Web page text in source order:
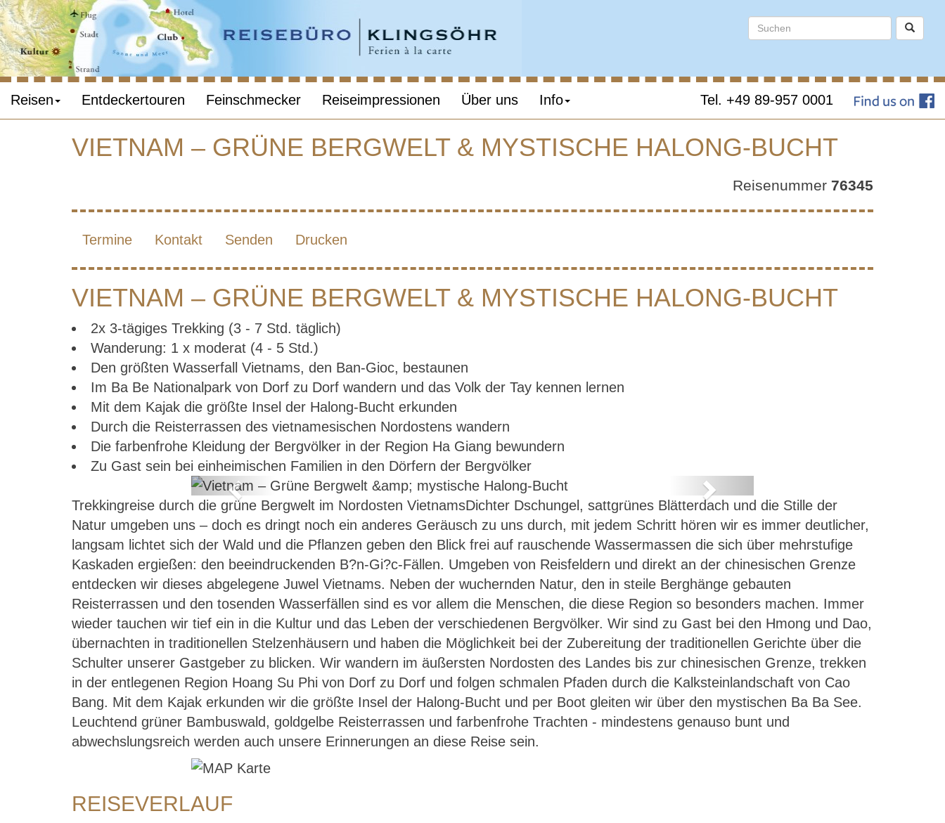
Reisen Entdeckertouren Feinschmecker Reiseimpressionen Über uns Info Tel. +49 89-957 0001
BERGWELT & MYSTISCHE
HALONG-BUCHT
VIETNAM – GRÜNE BERGWELT & MYSTISCHE HALONG-BUCHT
Reisenummer 76345
Termine Kontakt Senden Drucken
VIETNAM – GRÜNE BERGWELT & MYSTISCHE HALONG-BUCHT
2x 3-tägiges Trekking (3 - 7 Std. täglich)
Wanderung: 1 x moderat (4 - 5 Std.)
Den größten Wasserfall Vietnams, den Ban-Gioc, bestaunen
Im Ba Be Nationalpark von Dorf zu Dorf wandern und das Volk der Tay kennen lernen
Mit dem Kajak die größte Insel der Halong-Bucht erkunden
Durch die Reisterrassen des vietnamesischen Nordostens wandern
Die farbenfrohe Kleidung der Bergvölker in der Region Ha Giang bewundern
Zu Gast sein bei einheimischen Familien in den Dörfern der Bergvölker
Bucht Vietnam – Grüne Bergwelt & mystische Halong-Bucht
Previous
Next
Trekkingreise durch die grüne Bergwelt im Nordosten VietnamsDichter Dschungel, sattgrünes Blätterdach und die Stille der
Natur umgeben uns – doch es dringt noch ein anderes Geräusch zu uns durch, mit jedem Schritt hören wir es immer deutlicher,
langsam lichtet sich der Wald und die Pflanzen geben den Blick frei auf rauschende Wassermassen die sich über mehrstufige
Kaskaden ergießen: den beeindruckenden B?n-Gi?c-Fällen. Umgeben von Reisfeldern und direkt an der chinesischen Grenze
entdecken wir dieses abgelegene Juwel Vietnams. Neben der wuchernden Natur, den in steile Berghänge gebauten
Reisterrassen und den tosenden Wasserfällen sind es vor allem die Menschen, die diese Region so besonders machen. Immer
wieder tauchen wir tief ein in die Kultur und das Leben der verschiedenen Bergvölker. Wir sind zu Gast bei den Hmong und Dao,
übernachten in traditionellen Stelzenhäusern und haben die Möglichkeit bei der Zubereitung der traditionellen Gerichte über die
Schulter unserer Gastgeber zu blicken. Wir wandern im äußersten Nordosten des Landes bis zur chinesischen Grenze, trekken
in der entlegenen Region Hoang Su Phi von Dorf zu Dorf und folgen schmalen Pfaden durch die Kalksteinlandschaft von Cao
Bang. Mit dem Kajak erkunden wir die größte Insel der Halong-Bucht und per Boot gleiten wir über den mystischen Ba Ba See.
Leuchtend grüner Bambuswald, goldgelbe Reisterrassen und farbenfrohe Trachten - mindestens genauso bunt und
abwechslungsreich werden auch unsere Erinnerungen an diese Reise sein.
REISEVERLAUF